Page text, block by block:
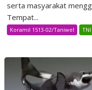
serta masyarakat
Tempat...
Koramil 1513-02/Taniwel TNI